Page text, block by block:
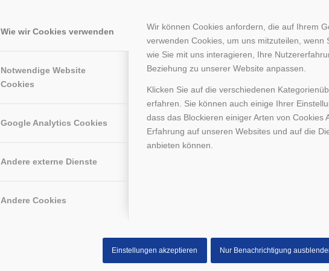
Wie wir Cookies verwenden
Notwendige Website
Cookies
Google Analytics Cookies
Andere externe Dienste
Andere Cookies
Wir können Cookies anfordern, die auf Ihrem
verwenden Cookies, um uns mitzuteilen, wenn
wie Sie mit uns interagieren, Ihre
Beziehung zu unserer Website anpassen.
Klicken Sie auf die verschiedenen
erfahren. Sie können auch einige Ihrer
dass das Blockieren einiger Arten von Cookies
Erfahrung auf unseren Websites und auf die
anbieten können.
Einstellungen akzeptieren Nur Benachrichtigung
Für Kinder Hals/Schulter Arm